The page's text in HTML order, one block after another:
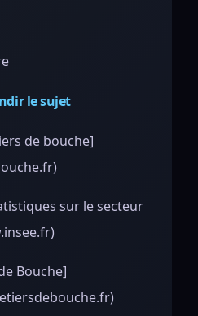
le sujet
de bouche]
sur le secteur
Bouche]